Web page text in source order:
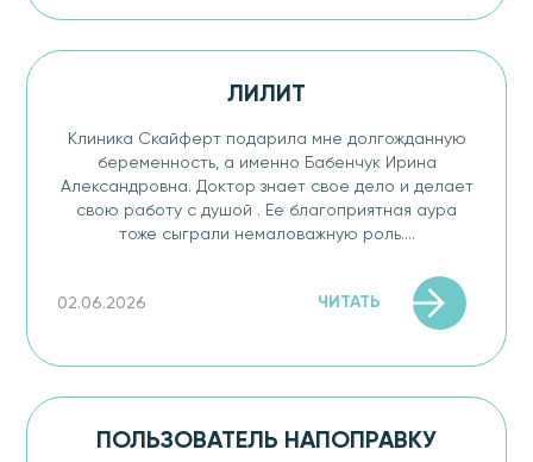
ЛИЛИТ
Клиника Скайферт подарила мне долгожданную
беременность, а именно Бабенчук Ирина
Александровна. Доктор знает свое дело и делает
свою работу с душой . Ее благоприятная аура
тоже сыграли немаловажную роль....
02.06.2026 ЧИТАТЬ
ПОЛЬЗОВАТЕЛЬ НАПОПРАВКУ